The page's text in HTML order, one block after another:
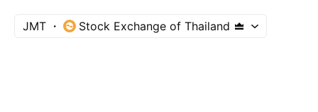
JMT Stock Exchange of Thailand